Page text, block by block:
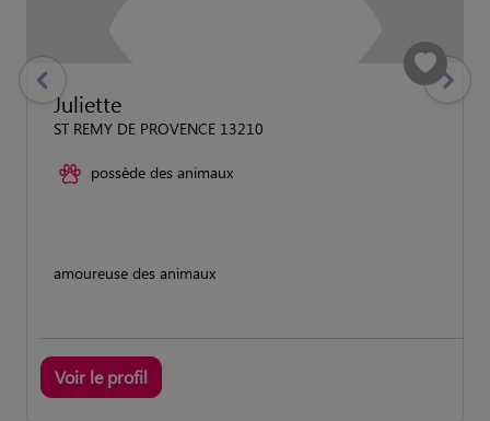
Juliette
ST REMY DE PROVENCE 13210
possède des animaux
amoureuse des animaux
Voir le profil
previous Suivant